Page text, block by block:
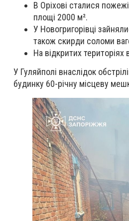
В Оріхові сталися
площі 2000 м².
У Новогригорівці
також скирди соломи
На відкритих територіях
У Гуляйполі внаслідок
будинку 60-річну місцеву